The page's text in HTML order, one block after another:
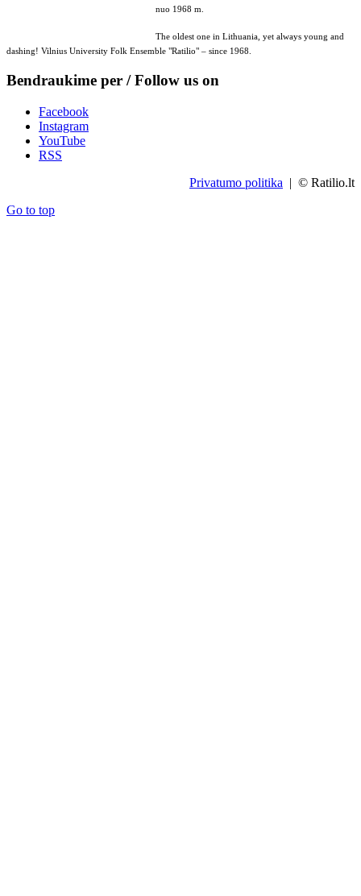
nuo 1968 m.
The oldest one in Lithuania, yet always young and
dashing! Vilnius University Folk Ensemble "Ratilio" – since 1968.
Bendraukime per / Follow us on
Facebook
Instagram
YouTube
RSS
Privatumo politika | © Ratilio.lt
Go to top